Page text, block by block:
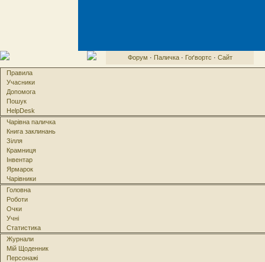
Форум · Паличка· Гоґвортс · Сайт
Правила
Учасники
Допомога
Пошук
HelpDesk
Чарівна паличка
Книга заклинань
Зілля
Крамниця
Інвентар
Ярмарок
Чарівники
Головна
Роботи
Очки
Учні
Статистика
Журнали
Мій Щоденник
Персонажі